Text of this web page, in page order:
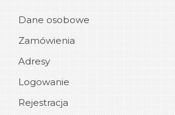
Dane osobowe
Zamówienia
Adresy
Logowanie
Rejestracja